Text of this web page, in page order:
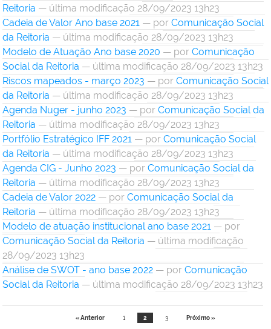
Reitoria — última modificação 28/09/2023 13h23
Cadeia de Valor Ano base 2021 — por Comunicação Social
da Reitoria — última modificação 28/09/2023 13h23
Modelo de Atuação Ano base 2020 — por Comunicação
Social da Reitoria — última modificação 28/09/2023 13h23
Riscos mapeados - março 2023 — por Comunicação Social
da Reitoria — última modificação 28/09/2023 13h23
Agenda Nuger - junho 2023 — por Comunicação Social da
Reitoria — última modificação 28/09/2023 13h23
Portfólio Estratégico IFF 2021 — por Comunicação Social
da Reitoria — última modificação 28/09/2023 13h23
Agenda CIG - Junho 2023 — por Comunicação Social da
Reitoria — última modificação 28/09/2023 13h23
Cadeia de Valor 2022 — por Comunicação Social da
Reitoria — última modificação 28/09/2023 13h23
Modelo de atuação institucional ano base 2021 — por
Comunicação Social da Reitoria — última modificação
28/09/2023 13h23
Análise de SWOT - ano base 2022 — por Comunicação
Social da Reitoria — última modificação 28/09/2023 13h23
« Anterior 1 2 3 Próximo »